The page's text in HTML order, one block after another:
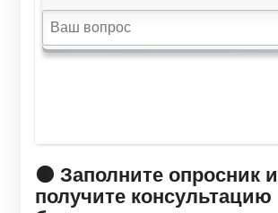
🟠 Заполните опросник и
получите консультацию